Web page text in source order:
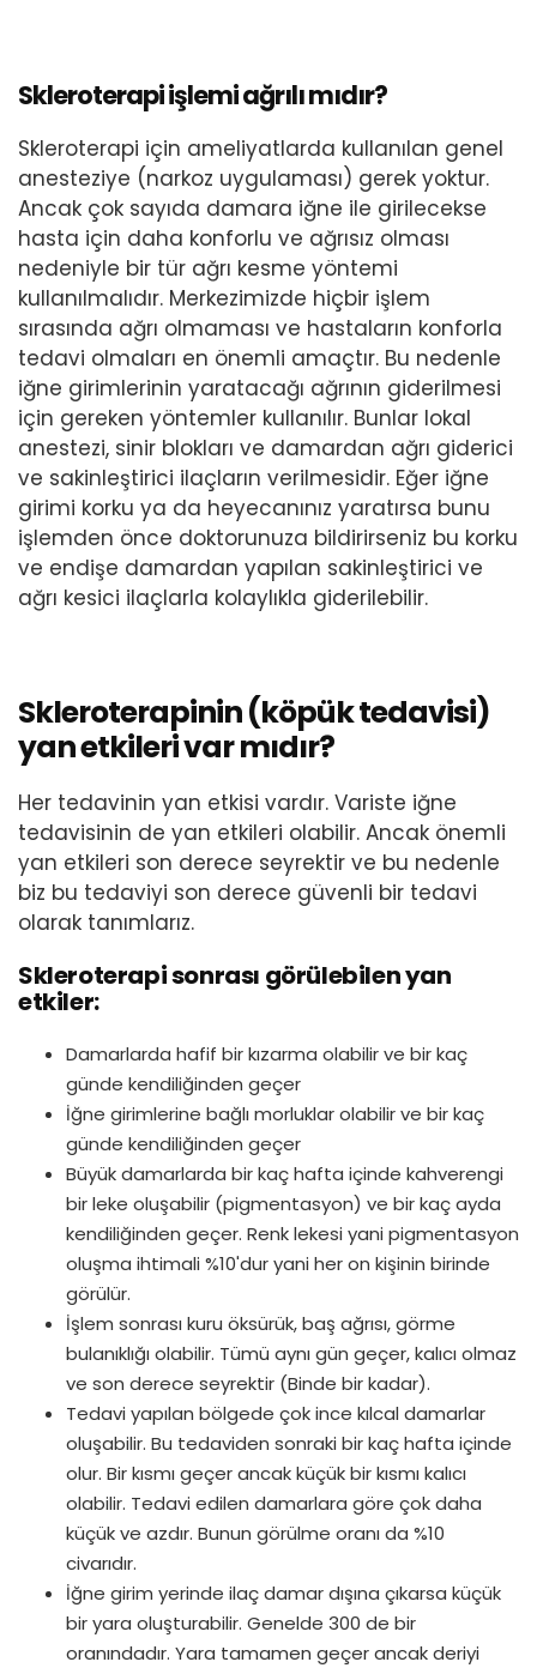
Skleroterapi işlemi ağrılı mıdır?
Skleroterapi için ameliyatlarda kullanılan genel
anesteziye (narkoz uygulaması) gerek yoktur.
Ancak çok sayıda damara iğne ile girilecekse
hasta için daha konforlu ve ağrısız olması
nedeniyle bir tür ağrı kesme yöntemi
kullanılmalıdır. Merkezimizde hiçbir işlem
sırasında ağrı olmaması ve hastaların konforla
tedavi olmaları en önemli amaçtır. Bu nedenle
iğne girimlerinin yaratacağı ağrının giderilmesi
için gereken yöntemler kullanılır. Bunlar lokal
anestezi, sinir blokları ve damardan ağrı giderici
ve sakinleştirici ilaçların verilmesidir. Eğer iğne
girimi korku ya da heyecanınız yaratırsa bunu
işlemden önce doktorunuza bildirirseniz bu korku
ve endişe damardan yapılan sakinleştirici ve
ağrı kesici ilaçlarla kolaylıkla giderilebilir.
Skleroterapinin (köpük tedavisi)
yan etkileri var mıdır?
Her tedavinin yan etkisi vardır. Variste iğne
tedavisinin de yan etkileri olabilir. Ancak önemli
yan etkileri son derece seyrektir ve bu nedenle
biz bu tedaviyi son derece güvenli bir tedavi
olarak tanımlarız.
Skleroterapi sonrası görülebilen yan
etkiler:
Damarlarda hafif bir kızarma olabilir ve bir kaç
günde kendiliğinden geçer
İğne girimlerine bağlı morluklar olabilir ve bir kaç
günde kendiliğinden geçer
Büyük damarlarda bir kaç hafta içinde kahverengi
bir leke oluşabilir (pigmentasyon) ve bir kaç ayda
kendiliğinden geçer. Renk lekesi yani pigmentasyon
oluşma ihtimali %10'dur yani her on kişinin birinde
görülür.
İşlem sonrası kuru öksürük, baş ağrısı, görme
bulanıklığı olabilir. Tümü aynı gün geçer, kalıcı olmaz
ve son derece seyrektir (Binde bir kadar).
Tedavi yapılan bölgede çok ince kılcal damarlar
oluşabilir. Bu tedaviden sonraki bir kaç hafta içinde
olur. Bir kısmı geçer ancak küçük bir kısmı kalıcı
olabilir. Tedavi edilen damarlara göre çok daha
küçük ve azdır. Bunun görülme oranı da %10
civarıdır.
İğne girim yerinde ilaç damar dışına çıkarsa küçük
bir yara oluşturabilir. Genelde 300 de bir
oranındadır. Yara tamamen geçer ancak deriyi